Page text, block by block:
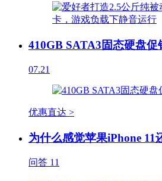
410GB SATA3固态硬盘促
07.21
优惠直达 >
为什么感觉苹果iPhone 11
问答 11